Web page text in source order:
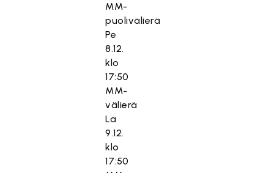
MM-
puolivälierä
Pe
8.12.
klo
17:50
MM-
välierä
La
9.12.
klo
17:50